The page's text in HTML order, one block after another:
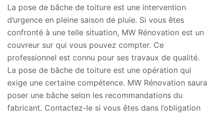
La pose de bâche de toiture est une intervention
d’urgence en pleine saison de pluie. Si vous êtes
confronté à une telle situation, MW Rénovation est un
couvreur sur qui vous pouvez compter. Ce
professionnel est connu pour ses travaux de qualité.
La pose de bâche de toiture est une opération qui
exige une certaine compétence. MW Rénovation saura
poser une bâche selon les recommandations du
fabricant. Contactez-le si vous êtes dans l’obligation